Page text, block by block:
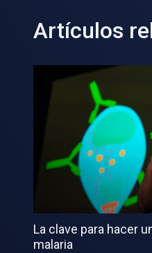
Artículos
La clave para hacer
malaria